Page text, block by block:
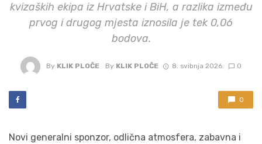
kvizaških ekipa iz Hrvatske i BiH, a razlika između
prvog i drugog mjesta iznosila je tek 0,06
bodova.
By KLIK PLOČE By KLIK PLOČE 8. svibnja 2026. 0
0
Novi generalni sponzor, odlična atmosfera, zabavna i